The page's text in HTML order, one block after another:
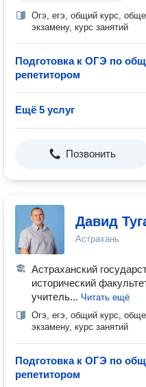
Огэ, егэ, общий курс,
экзамену, курс занятий
Подготовка к ОГЭ по
репетитором
Ещё 5 услуг
Позвонить
Давид
Астрахань
Астраханский
исторический
учитель... Читать ещё
Огэ, егэ, общий курс,
экзамену, курс занятий
Подготовка к ОГЭ по
репетитором